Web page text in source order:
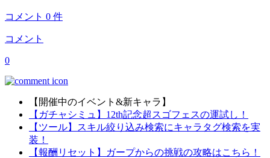
コメント 0 件
コメント
0
【開催中のイベント&新キャラ】
【ガチャシミュ】12th記念超スゴフェスの運試し！
【ツール】スキル絞り込み検索にキャラタグ検索を実
装！
【報酬リセット】ガープからの挑戦の攻略はこちら！